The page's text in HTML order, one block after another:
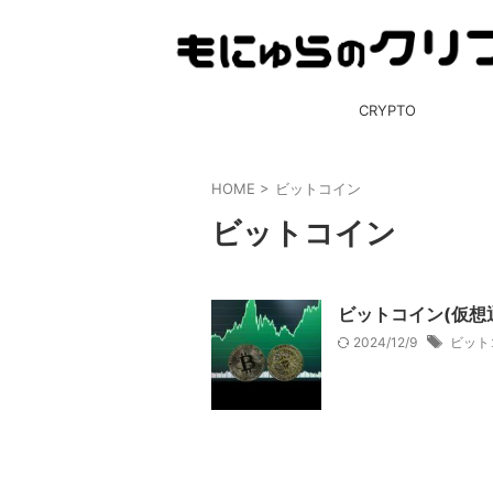
CRYPTO
HOME > ビットコイン
ビットコイン
ビットコイン(仮
2024/12/9 ビッ